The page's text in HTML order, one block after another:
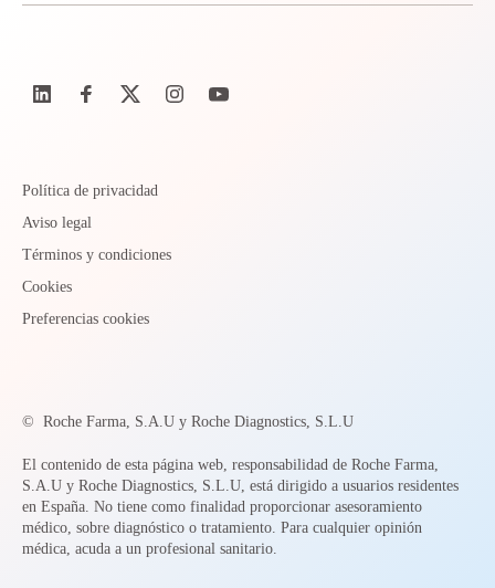
Política de privacidad
Aviso legal
Términos y condiciones
Cookies
Preferencias cookies
© Roche Farma, S.A.U y Roche Diagnostics, S.L.U
El contenido de esta página web, responsabilidad de Roche Farma,
S.A.U y Roche Diagnostics, S.L.U, está dirigido a usuarios residentes
en España. No tiene como finalidad proporcionar asesoramiento
médico, sobre diagnóstico o tratamiento. Para cualquier opinión
médica, acuda a un profesional sanitario.